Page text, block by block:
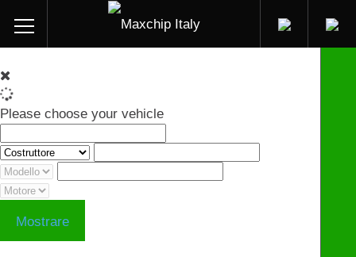
Please choose your vehicle
Mostrare